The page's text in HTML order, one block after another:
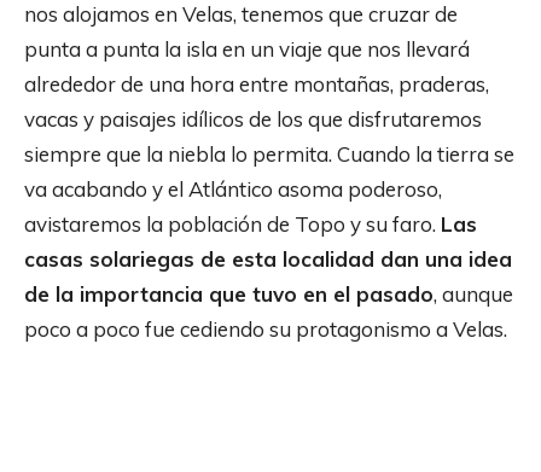
nos alojamos en Velas, tenemos que cruzar de
punta a punta la isla en un viaje que nos llevará
alrededor de una hora entre montañas, praderas,
vacas y paisajes idílicos de los que disfrutaremos
siempre que la niebla lo permita. Cuando la tierra se
va acabando y el Atlántico asoma poderoso,
avistaremos la población de Topo y su faro. Las
casas solariegas de esta localidad dan una idea
de la importancia que tuvo en el pasado, aunque
poco a poco fue cediendo su protagonismo a Velas.